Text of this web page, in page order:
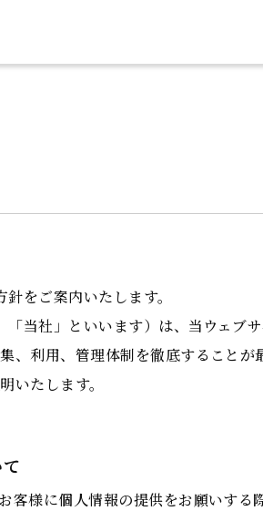
をご案内いたします。
当社」といいます）は、当ウェブ
、利用、管理体制を徹底すること
いたします。
客様に個人情報の提供をお願いす